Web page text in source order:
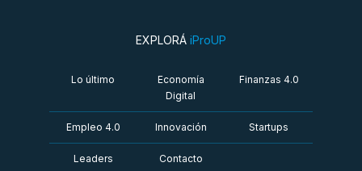
EXPLORÁ iProUP
Lo último
Economía
Digital
Finanzas 4.0
Empleo 4.0 Innovación Startups
Leaders Contacto